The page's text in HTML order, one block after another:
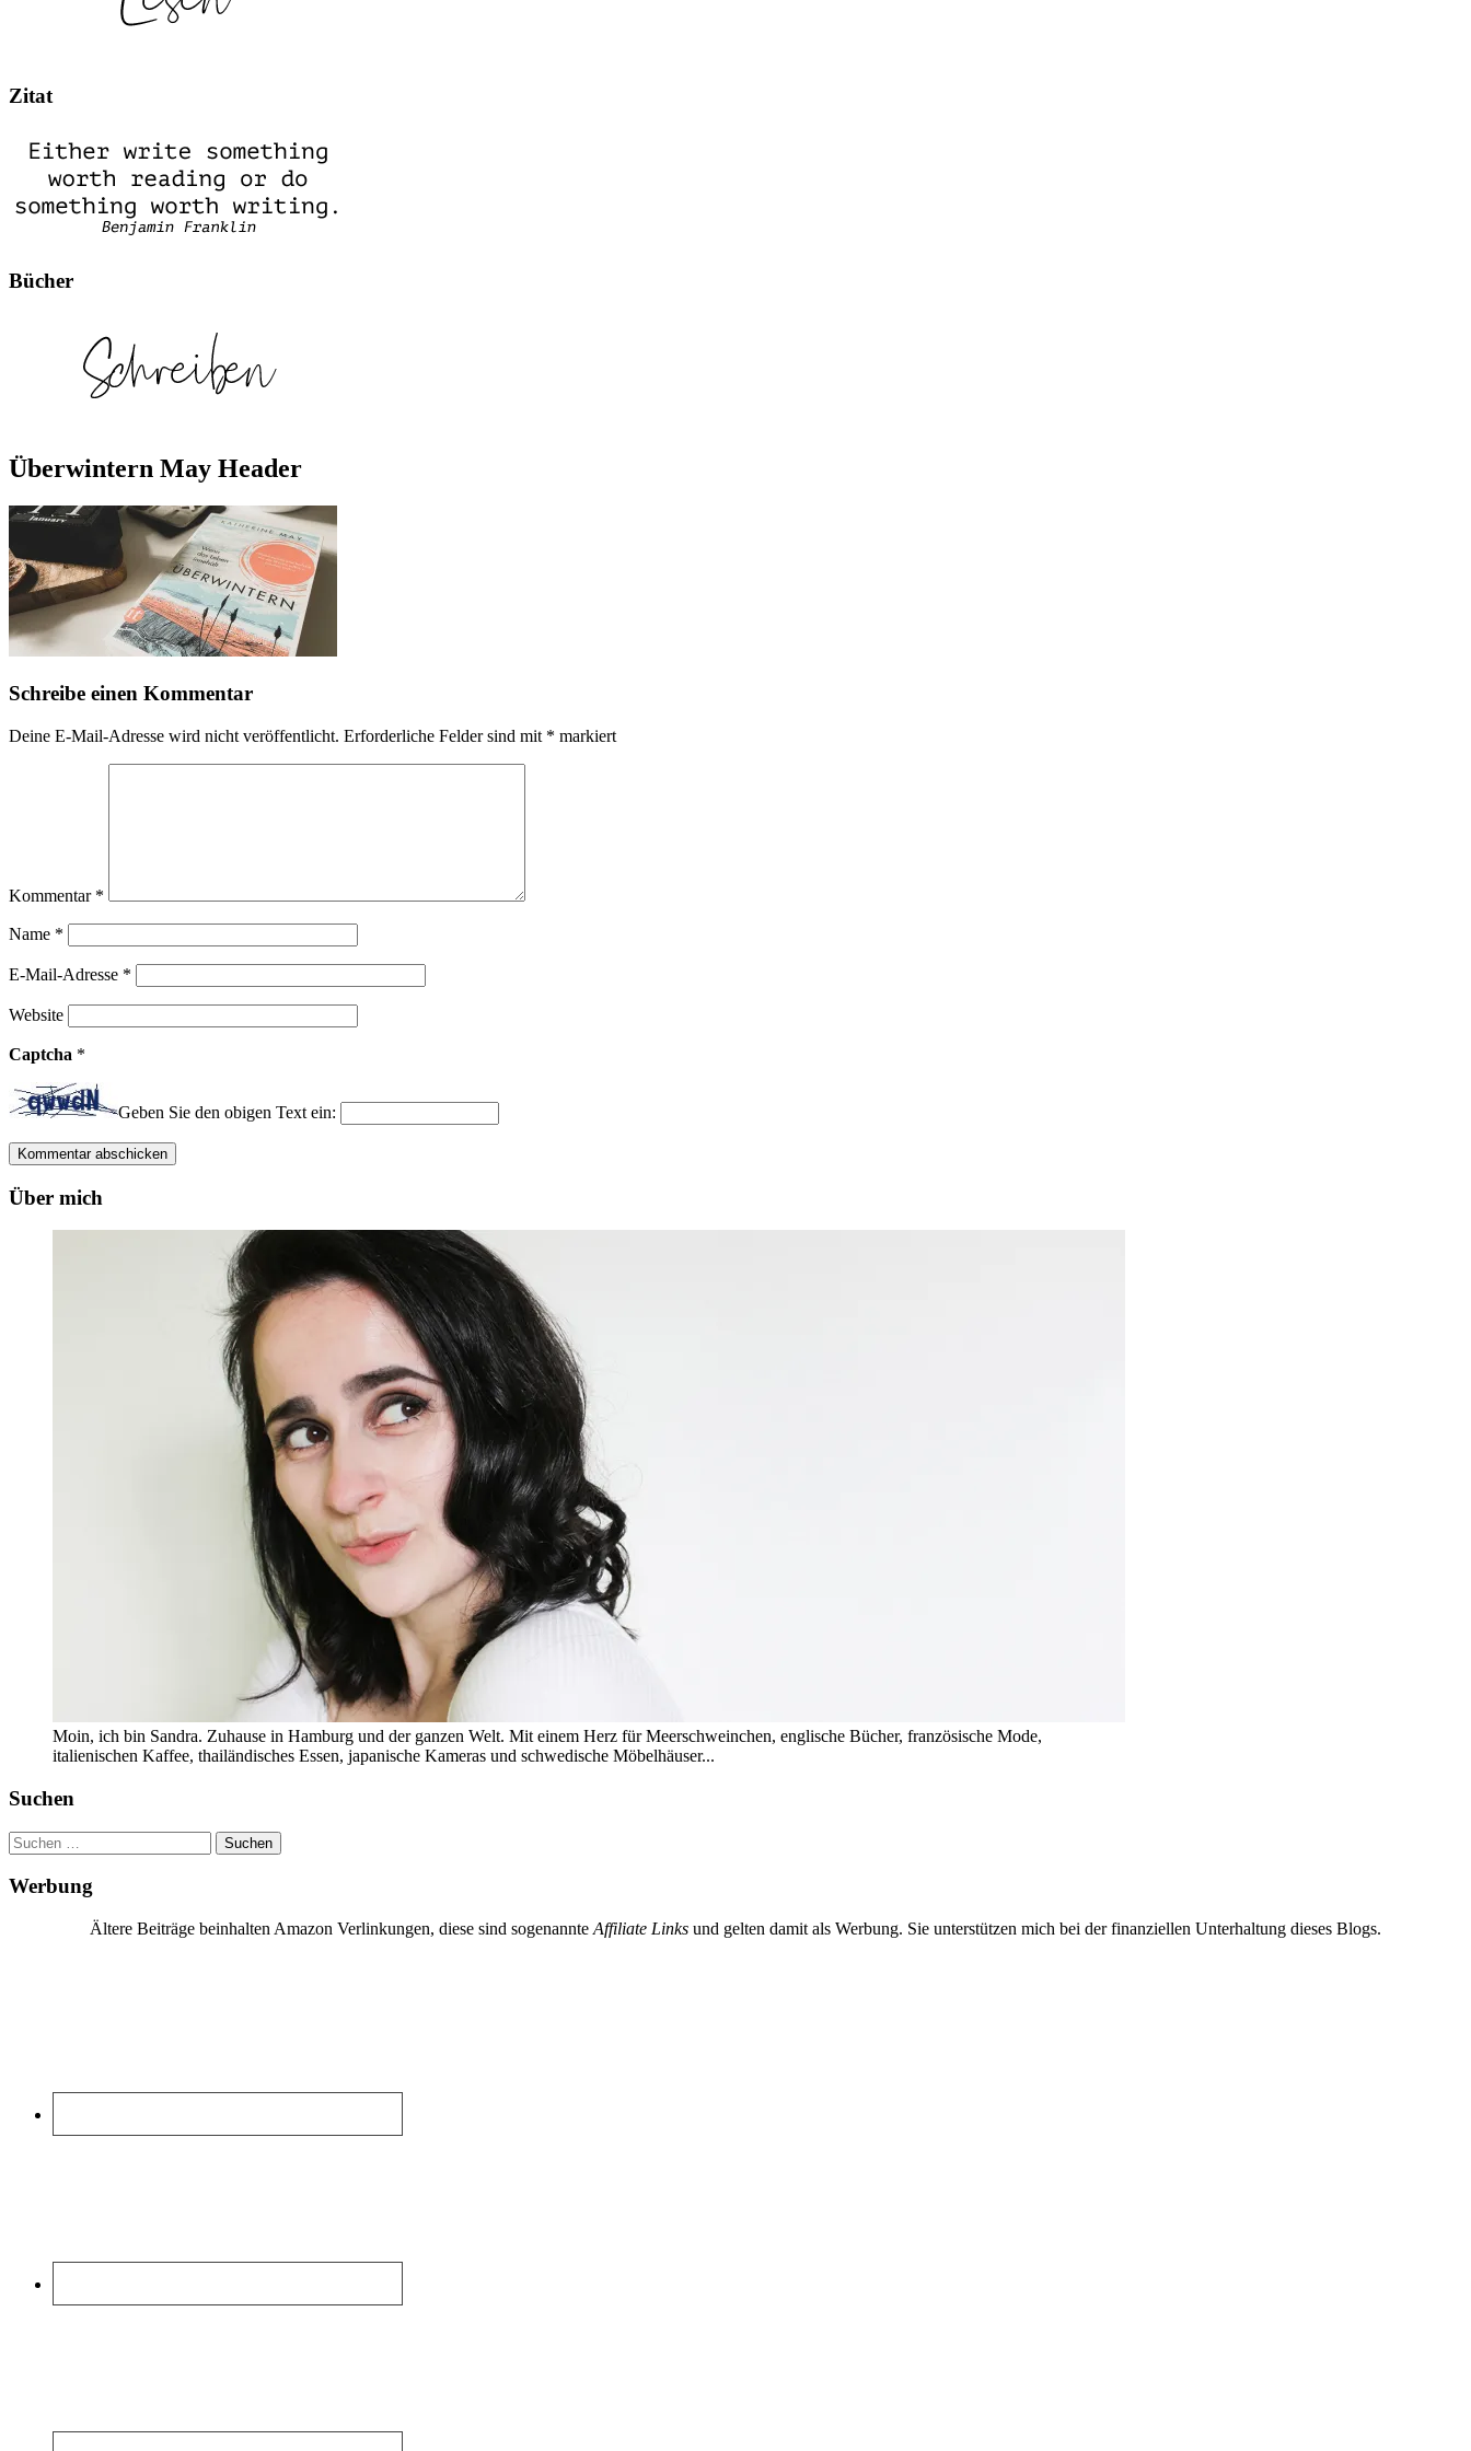
Zitat
Bücher
Überwintern May Header
Schreibe einen Kommentar
Deine E-Mail-Adresse wird nicht veröffentlicht. Erforderliche Felder sind mit * markiert
Kommentar *
Name *
E-Mail-Adresse *
Website
Captcha *
Geben Sie den obigen Text ein:
Über mich
Moin, ich bin Sandra. Zuhause in Hamburg und der ganzen Welt. Mit einem Herz für Meerschweinchen, englische Bücher, französische Mode,
italienischen Kaffee, thailändisches Essen, japanische Kameras und schwedische Möbelhäuser...
Suchen
Suchen
nach:
Werbung
Ältere Beiträge beinhalten Amazon Verlinkungen, diese sind sogenannte Affiliate Links und gelten damit als Werbung. Sie unterstützen mich bei der finanziellen Unterhaltung dieses Blogs.